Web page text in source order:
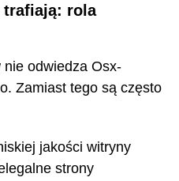
trafiają: rola
odwiedza Osx-
Zamiast tego są często
jakości witryny
strony